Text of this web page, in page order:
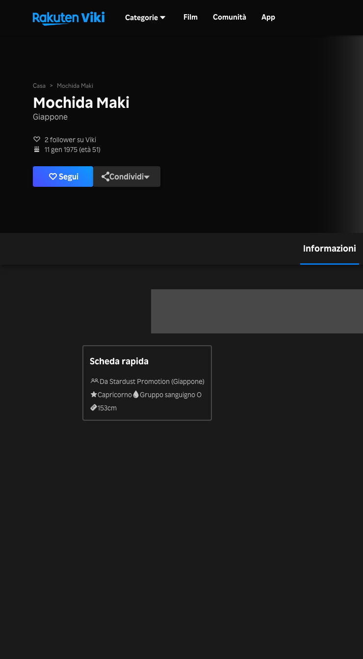
Categorie Film Comunità App
Casa > Mochida Maki
Mochida Maki
Giappone
2 follower su Viki
11 gen 1975 (età 51)
Segui Condividi
Informazioni
Scheda rapida
Da Stardust Promotion (Giappone)
Capricorno
Gruppo sanguigno O
153cm